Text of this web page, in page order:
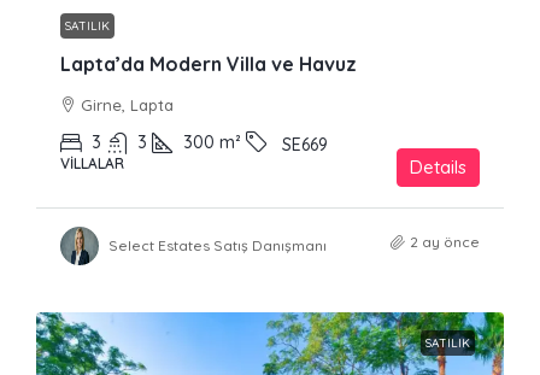
SATILIK
Lapta’da Modern Villa ve Havuz
Girne, Lapta
3 3 300 m² SE669
VILLALAR Details
Select Estates Satış Danışmanı 2 ay önce
SATILIK